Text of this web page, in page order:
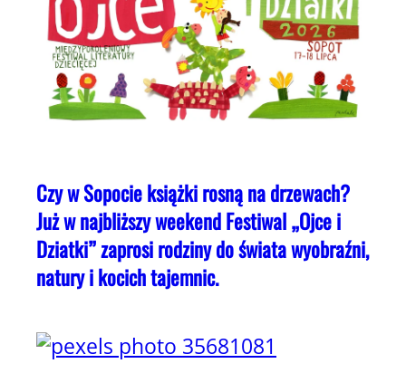
Czy w Sopocie książki rosną na drzewach?
Już w najbliższy weekend Festiwal „Ojce i
Dziatki” zaprosi rodziny do świata wyobraźni,
natury i kocich tajemnic.